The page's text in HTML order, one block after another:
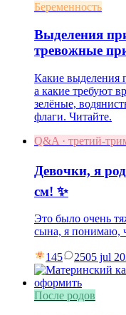
Беременность
Выделения
тревожные
Какие выделения
а какие требуют
зелёные,
флаги. Читайте.
Q&A · третий-
Девочки, я
см! ✨
Это было очень
сына, я понимаю,
145 2505 jul
После родов